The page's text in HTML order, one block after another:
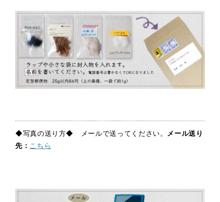
◆写真の送り方◆ メールで送ってください。
メール送り
先： こちら